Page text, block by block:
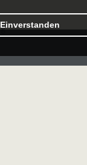
Einverstanden